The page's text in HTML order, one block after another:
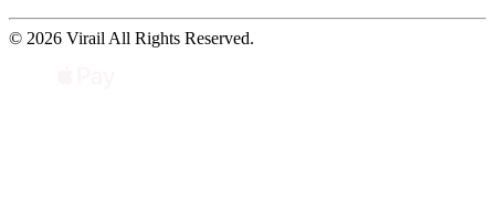
© 2026 Virail All Rights Reserved.